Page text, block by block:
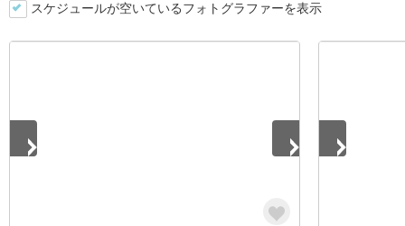
スケジュールが空いているフォトグラファーを表示